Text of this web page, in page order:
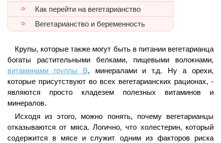
Как перейти на вегетарианство
Вегетарианство и беременность
Крупы, которые также могут быть в питании вегетарианца
богаты растительными белками, пищевыми волокнами,
витаминами группы В, минералами и т.д. Ну а орехи,
которые присутствуют во всех вегетарианских рационах, -
являются просто кладезем полезных витаминов и
минералов.
Исходя из этого, можно понять, почему вегетарианцы
отказываются от мяса. Логично, что холестерин, который
содержится в мясе и служит одним из факторов риска